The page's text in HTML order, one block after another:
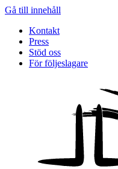
Gå till innehåll
Kontakt
Press
Stöd oss
För följeslagare